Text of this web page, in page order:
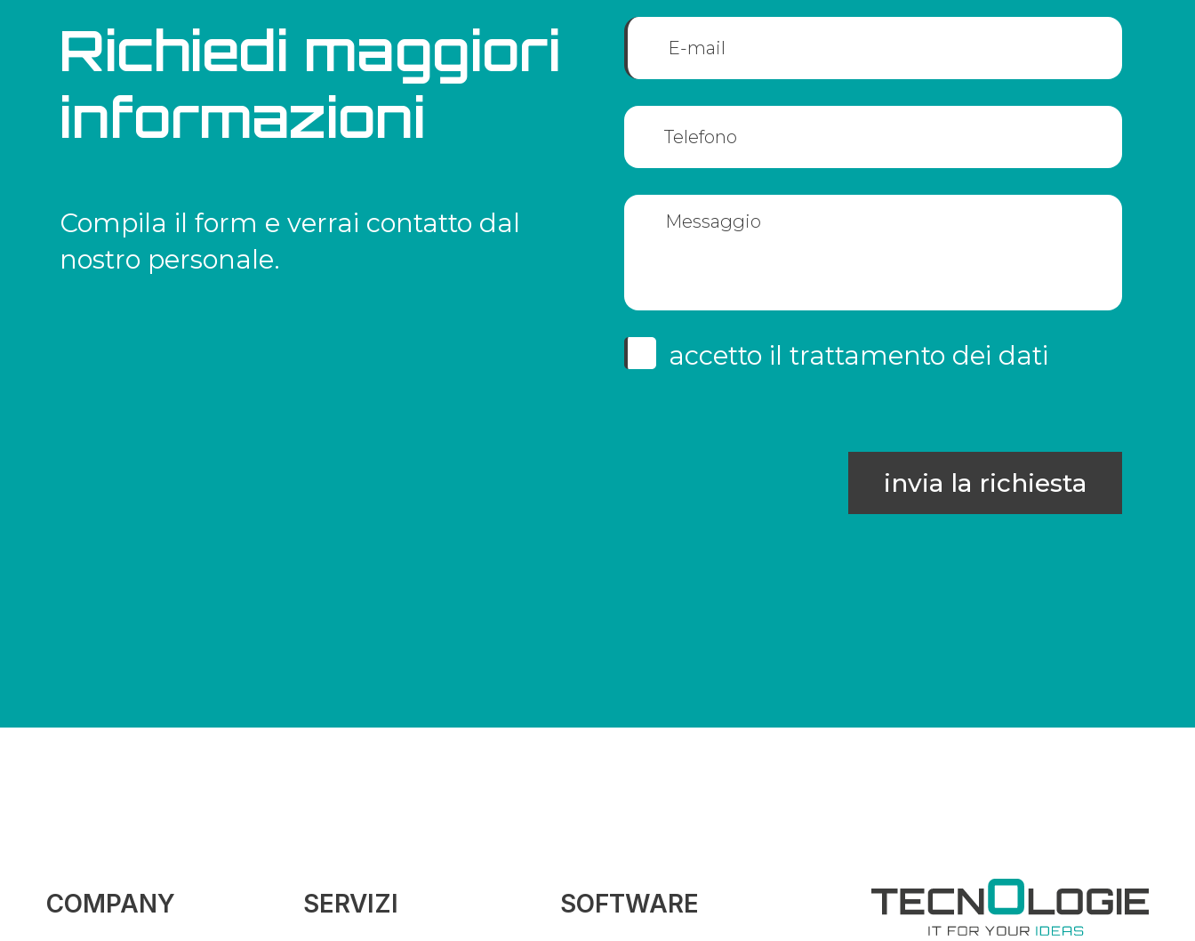
Richiedi maggiori
informazioni
Compila il form e verrai contatto dal
nostro personale.
accetto il trattamento dei dati
invia la richiesta
COMPANY SERVIZI SOFTWARE